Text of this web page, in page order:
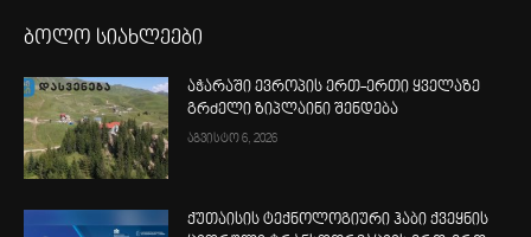
ბოლო სიახლეები
აჭარაში ევროპის ერთ-ერთი ყველაზე
გრძელი ზიპლაინი შენდება
აგვისტო 6, 2026
ქუთაისის ტექნოლოგიური ჰაბი ქვეყნის